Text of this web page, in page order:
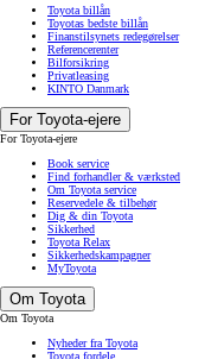
Toyota billån
Toyotas bedste billån
Finanstilsynets redegørelser
Referencerenter
Bilforsikring
Privatleasing
KINTO Danmark
For Toyota-ejere
For Toyota-ejere
Book service
Find forhandler & værksted
Om Toyota service
Reservedele & tilbehør
Dig & din Toyota
Sikkerhed
Toyota Relax
Sikkerhedskampagner
MyToyota
Om Toyota
Om Toyota
Nyheder fra Toyota
Toyota fordele